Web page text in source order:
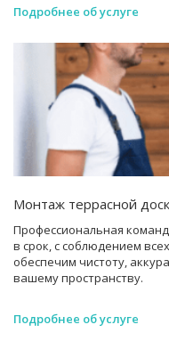
Подробнее об услуге
Монтаж террасной
Профессиональная
в срок, с соблюдением
обеспечим чистоту,
вашему пространству.
Подробнее об услуге